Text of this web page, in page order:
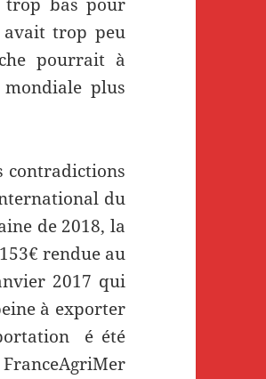
avait trop peu
pourrait à
plus
contradictions
du
de 2018, la
rendue au
2017 qui
à exporter
é été